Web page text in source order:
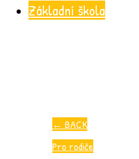
Základní škola
← BACK
Pro rodiče